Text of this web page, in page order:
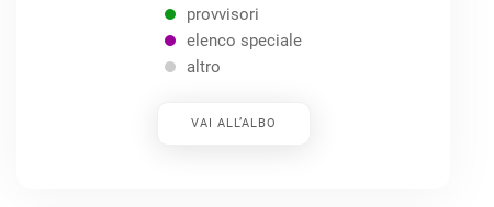
provvisori
elenco speciale
altro
VAI ALL’ALBO